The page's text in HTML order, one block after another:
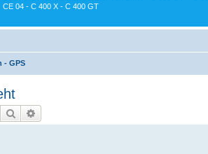
CE 04 - C 400 X - C 400 GT
- GPS
Suche